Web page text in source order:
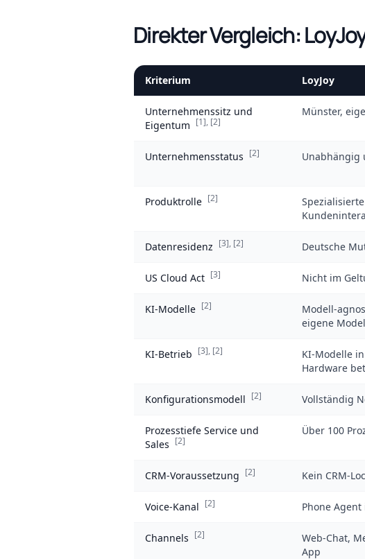
Direkter Vergleich:
Kriterium LoyJoy
Unternehmenssitz und
Eigentum [1], [2]
Münster,
Unternehmensstatus [2] Unabhängig
Produktrolle [2]
Datenresidenz [3], [2] Deutsche
US Cloud Act [3] Nicht im
KI-Modelle [2]
Modell-
eigene
KI-Betrieb [3], [2]
KI-Modelle
Hardware
Konfigurationsmodell [2] Vollständig
Prozesstiefe Service und
Sales [2]
Über 100
CRM-Voraussetzung [2] Kein CRM-
Voice-Kanal [2] Phone
Channels [2]
Web-Chat,
App